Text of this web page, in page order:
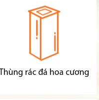
Thùng rác đá hoa cương